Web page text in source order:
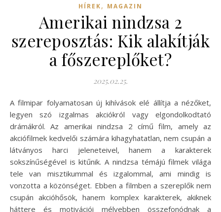
HÍREK, MAGAZIN
Amerikai nindzsa 2
szereposztás: Kik alakítják
a főszereplőket?
2025.02.25.
A filmipar folyamatosan új kihívások elé állítja a nézőket,
legyen szó izgalmas akciókról vagy elgondolkodtató
drámákról. Az amerikai nindzsa 2 című film, amely az
akciófilmek kedvelői számára kihagyhatatlan, nem csupán a
látványos harci jeleneteivel, hanem a karakterek
sokszínűségével is kitűnik. A nindzsa témájú filmek világa
tele van misztikummal és izgalommal, ami mindig is
vonzotta a közönséget. Ebben a filmben a szereplők nem
csupán akcióhősök, hanem komplex karakterek, akiknek
háttere és motivációi mélyebben összefonódnak a